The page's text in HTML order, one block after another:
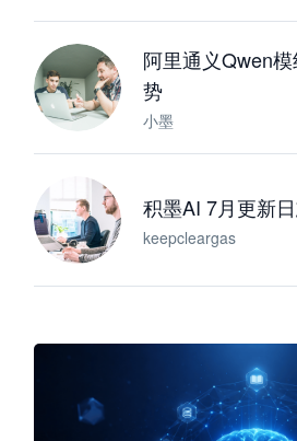
阿里通义Qwen
势
小墨
积墨AI 7月更新
keepcleargas